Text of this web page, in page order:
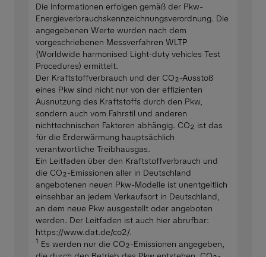
Die Informationen erfolgen gemäß der Pkw-
Energieverbrauchskennzeichnungsverordnung. Die
angegebenen Werte wurden nach dem
vorgeschriebenen Messverfahren WLTP
(Worldwide harmonised Light-duty vehicles Test
Procedures) ermittelt.
Der Kraftstoffverbrauch und der CO₂-Ausstoß
eines Pkw sind nicht nur von der effizienten
Ausnutzung des Kraftstoffs durch den Pkw,
sondern auch vom Fahrstil und anderen
nichttechnischen Faktoren abhängig. CO₂ ist das
für die Erderwärmung hauptsächlich
verantwortliche Treibhausgas.
Ein Leitfaden über den Kraftstoffverbrauch und
die CO₂-Emissionen aller in Deutschland
angebotenen neuen Pkw-Modelle ist unentgeltlich
einsehbar an jedem Verkaufsort in Deutschland,
an dem neue Pkw ausgestellt oder angeboten
werden. Der Leitfaden ist auch hier abrufbar:
https://www.dat.de/co2/.
1 Es werden nur die CO₂-Emissionen angegeben,